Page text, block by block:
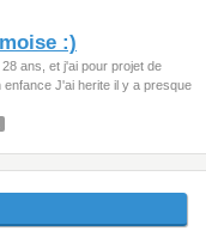
:)
ans, et j'ai pour projet de
J'ai herite il y a presque